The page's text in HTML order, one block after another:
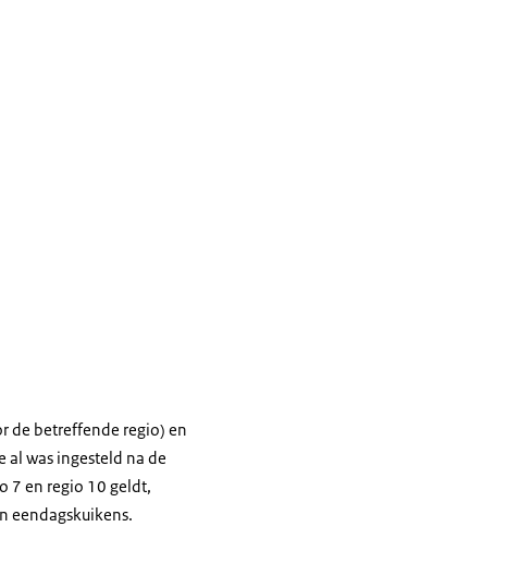
de betreffende regio) en
al was ingesteld na de
7 en regio 10 geldt,
eendagskuikens.